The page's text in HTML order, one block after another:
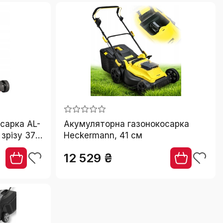
AL-
37
4,0
Акумуляторна газонокосарка
Heckermann, 41 см
12 529 ₴